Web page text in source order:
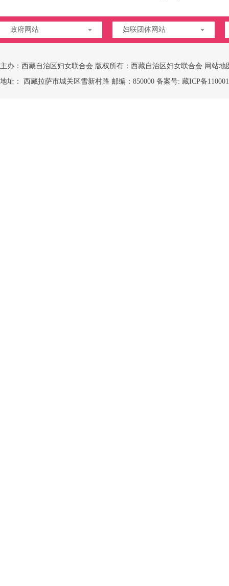
政府网站 妇联团体网站
主办：西藏自治区妇女联合会 版权所有：西藏自治区妇女联合会 网站地
地址： 西藏拉萨市城关区雪新村路 邮编：850000 备案号: 藏ICP备